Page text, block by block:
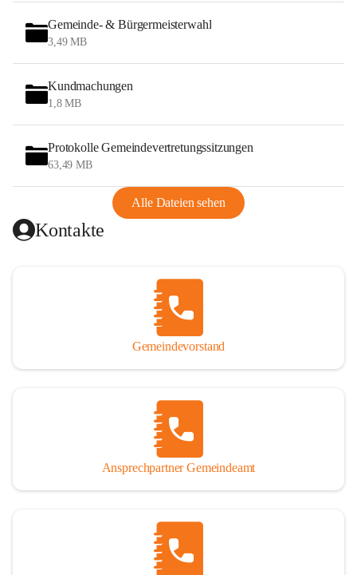
Gemeinde- & Bürgermeisterwahl
3,49 MB
Kundmachungen
1,8 MB
Protokolle Gemeindevertretungssitzungen
63,49 MB
Alle Dateien sehen
Kontakte
Gemeindevorstand
Ansprechpartner Gemeindeamt